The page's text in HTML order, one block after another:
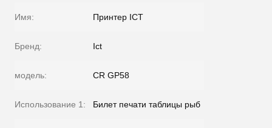
Имя: Принтер ICT
Бренд: Ict
модель: CR GP58
Использование 1: Билет печати таблицы рыб